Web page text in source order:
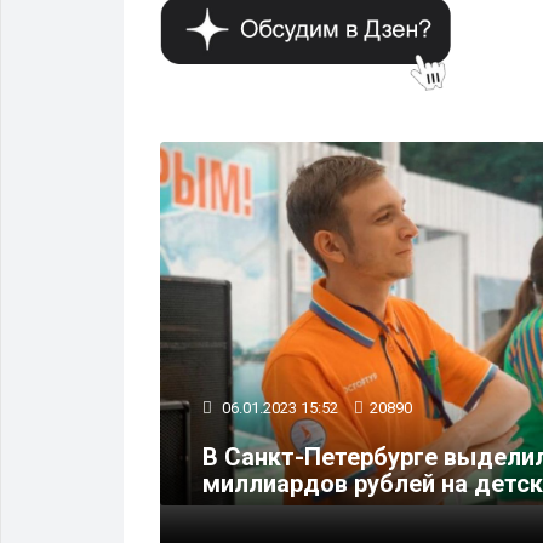
06.01.2023 15:52 20890
В Санкт-Петербурге
миллиардов рублей на